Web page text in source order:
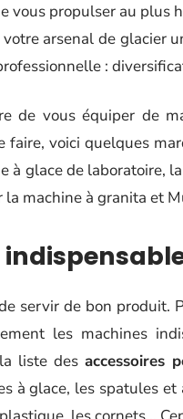
vous propulser au plus
votre arsenal de glacier
:
de vous équiper de
faire, voici quelques
à glace de laboratoire,
la machine à granita et
servir de bon produit.
les machines
liste desaccessoires
à glace, les spatules